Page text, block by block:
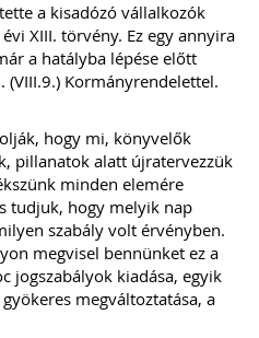
MINKE tagjai (gyakorló könyvelői)
feltett kérdéseket gyűjtöttük
A könyvelők kérdéseire részletes
választ adunk.
olyan könyvelőirodának
e kiadványt, aki úgy gondolja,
érdekes, egyedi eset során
kutakodás után lehet csak a
számviteli/adózási elszámolást
Ízelítő a kiadvány tartalmából:
a kisadózó vállalkozók
XIII. törvény. Ez egy annyira
a hatályba lépése előtt
Kormányrendelettel.
hogy mi, könyvelők
pillanatok alatt újratervezzük
minden elemére
tudjuk, hogy melyik nap
szabály volt érvényben.
megvisel bennünket ez a
jogszabályok kiadása, egyik
megváltoztatása, a